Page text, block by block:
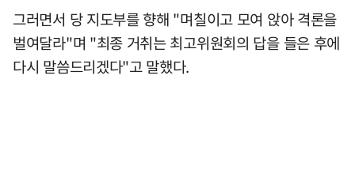
그러면서 당 지도부를 향해 "며칠이고 모여 앉아 격론을
벌여달라"며 "최종 거취는 최고위원회의 답을 들은 후에
다시 말씀드리겠다"고 말했다.